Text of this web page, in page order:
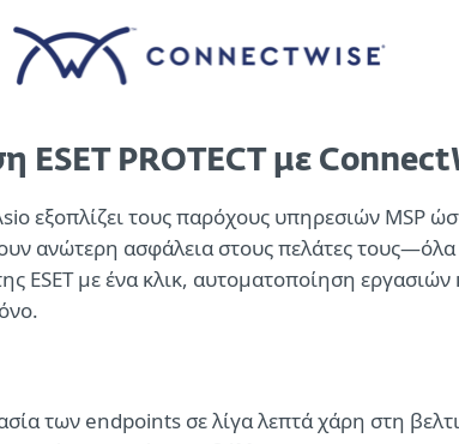
ESET PROTECT με
εξοπλίζει τους παρόχους υπηρεσιών MSP
ανώτερη ασφάλεια στους πελάτες
ESET με ένα κλικ, αυτοματοποίηση
των endpoints σε λίγα λεπτά χάρη στη